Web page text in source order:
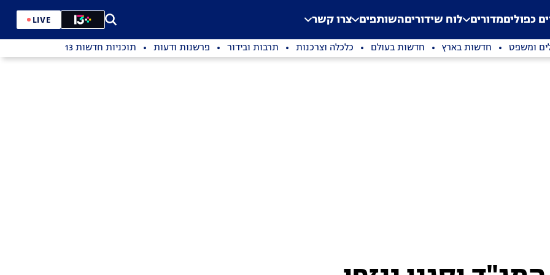
Application error: a
. כפוליםמדורים לוח שידוריםהשותפים צרו קשר LIVE
ומשפט חדשות בארץ חדשות בעולם כלכלה וצרכנות תרבות ובידור פרשנות ודעות תוכניות חדשות 13